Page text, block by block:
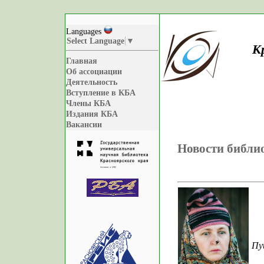
Languages
Select Language ▼
Главная
Об ассоциации
Деятельность
Вступление в КБА
Члены КБА
Издания КБА
Вакансии
Новости